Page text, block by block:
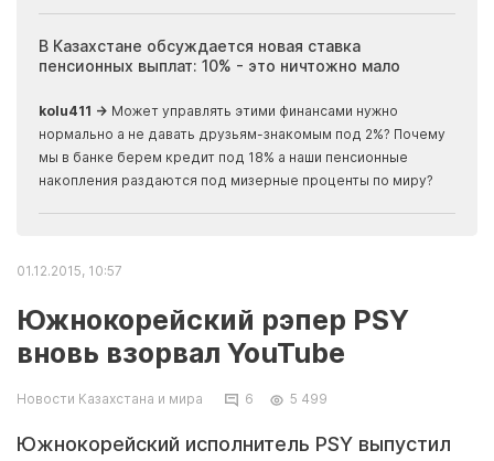
В Казахстане обсуждается новая ставка
пенсионных выплат: 10% - это ничтожно мало
kolu411 → Может управлять этими финансами нужно
нормально а не давать друзьям-знакомым под 2%? Почему
мы в банке берем кредит под 18% а наши пенсионные
накопления раздаются под мизерные проценты по миру?
01.12.2015, 10:57
Южнокорейский рэпер PSY
вновь взорвал YouTube
Новости Казахстана и мира 6 5 499
Южнокорейский исполнитель PSY выпустил